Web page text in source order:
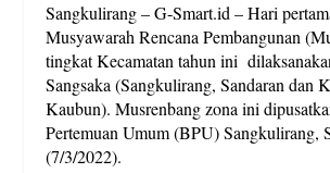
Sangkulirang – G-Smart.id – Hari
Musyawarah Rencana Pembangunan
tingkat Kecamatan tahun ini
Sangsaka (Sangkulirang, Sandaran dan
Kaubun). Musrenbang zona ini
Pertemuan Umum (BPU) Sangkulirang,
(7/3/2022).